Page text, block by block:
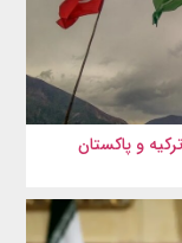
و پاکستان